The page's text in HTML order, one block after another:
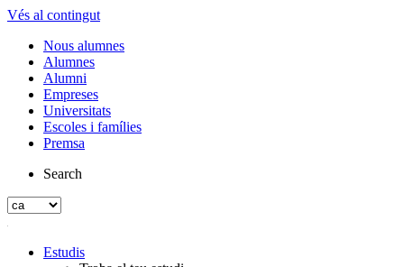
Vés al contingut
Nous alumnes
Alumnes
Alumni
Empreses
Universitats
Escoles i famílies
Premsa
Search
Estudis